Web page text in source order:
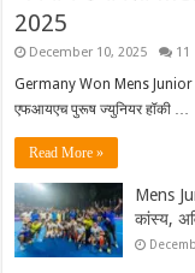
2025
December 10, 2025 11
Germany Won Mens Junior
एफआयएच पुरूष ज्युनियर हॉकी …
Read More »
Mens
कांस्य,